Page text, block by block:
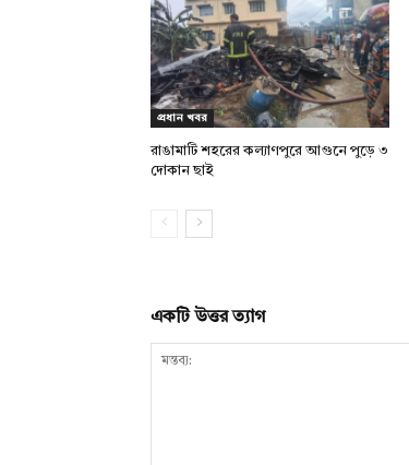
প্রধান খবর
রাঙামাটি শহরের কল্যাণপুরে আগুনে পুড়ে ৩
দোকান ছাই
একটি উত্তর ত্যাগ